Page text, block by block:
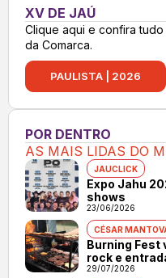
XV DE JAÚ
Clique aqui e confira
da Comarca.
PAULISTA | 2026
POR DENTRO
AS MAIS LIDAS DO
JAUCLICK
Expo Jahu
shows
23/06/2026
CÉSAR
Burning Fest
rock e
29/07/2026